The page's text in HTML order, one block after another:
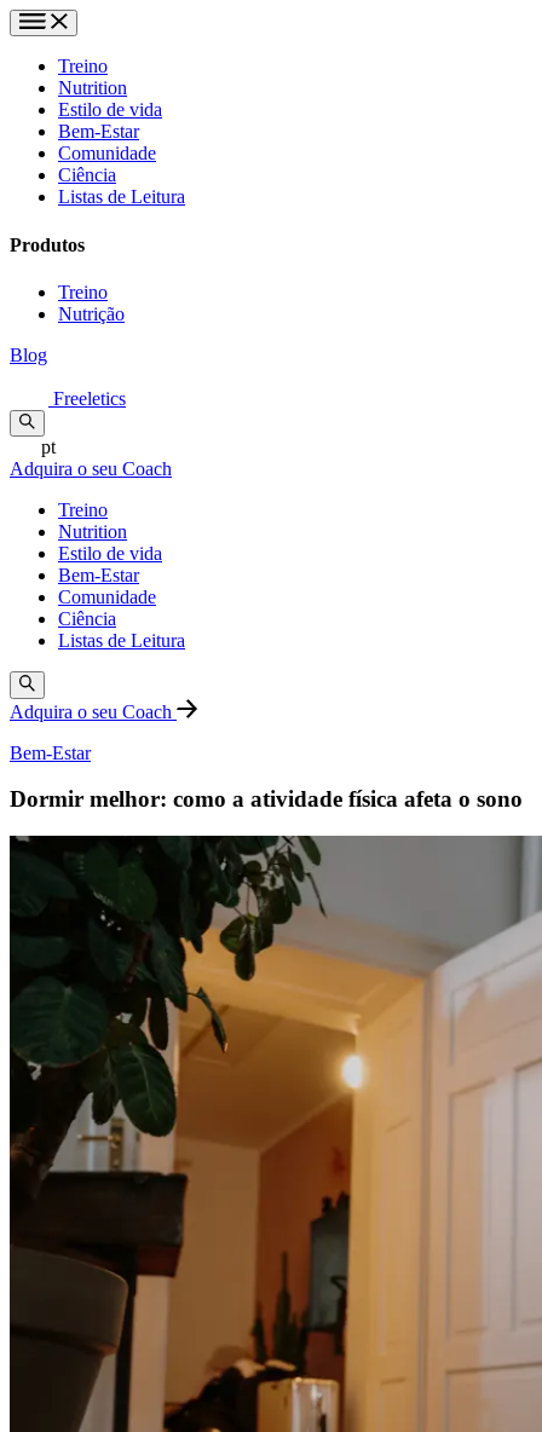
Treino
Nutrition
Estilo de vida
Bem-Estar
Comunidade
Ciência
Listas de Leitura
Produtos
Treino
Nutrição
Blog
Freeletics
pt
Adquira o seu Coach
Treino
Nutrition
Estilo de vida
Bem-Estar
Comunidade
Ciência
Listas de Leitura
Adquira o seu Coach
Bem-Estar
Dormir melhor: como a atividade física afeta o sono